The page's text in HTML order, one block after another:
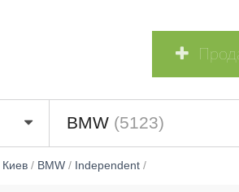
BMW (5123)
Киев/ BMW/ Independent/